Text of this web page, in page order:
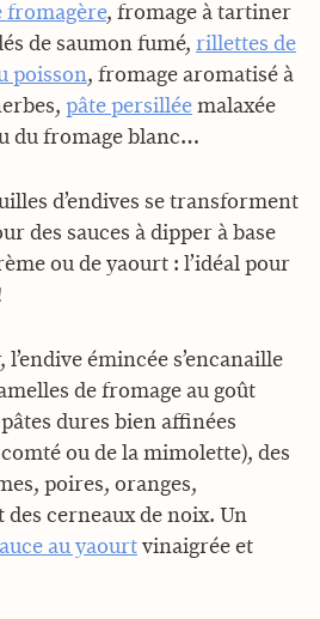
, fromage à tartiner
de saumon fumé, rillettes de
poisson, fromage aromatisé à
pâte persillée malaxée
du fromage blanc…
d’endives se transforment
des sauces à dipper à base
ou de yaourt : l’idéal pour
l’endive émincée s’encanaille
de fromage au goût
dures bien affinées
ou de la mimolette), des
poires, oranges,
cerneaux de noix. Un
au yaourt vinaigrée et